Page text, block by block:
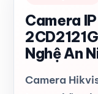
Camera
Nghệ An
Camera